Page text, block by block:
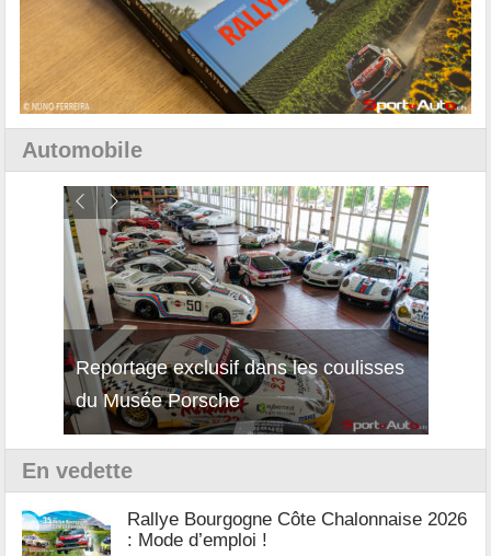
Automobile
Reportage exclusif dans les coulisses
du Musée Porsche
En vedette
Rallye Bourgogne Côte Chalonnaise 2026
: Mode d’emploi !